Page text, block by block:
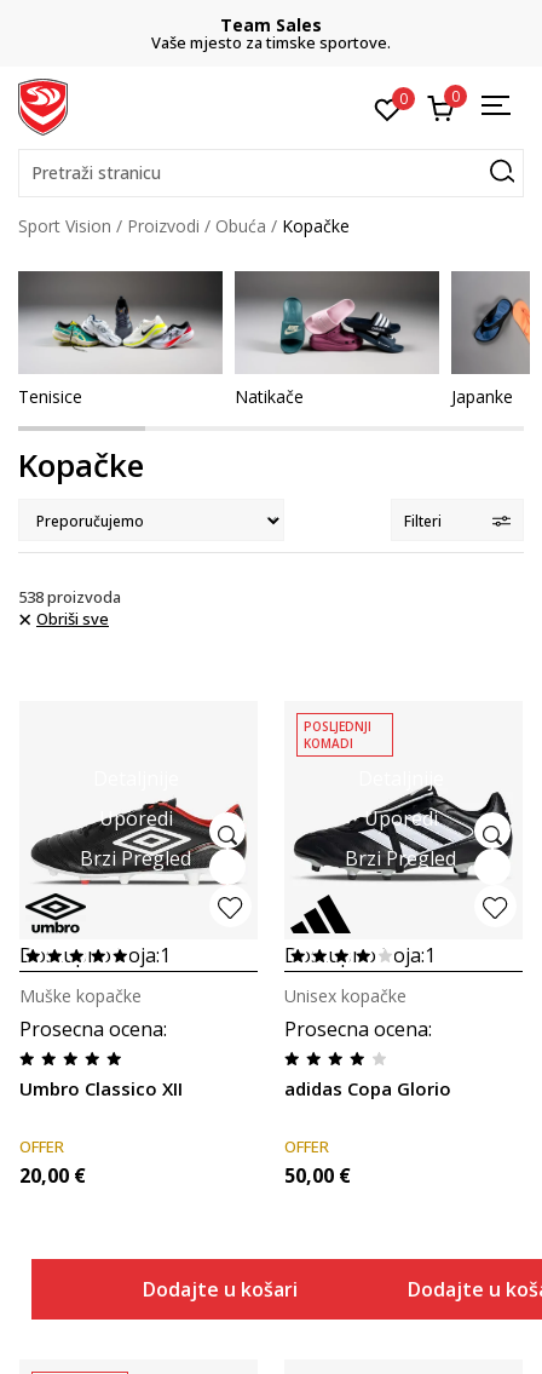
Team Sales
Vaše mjesto za timske sportove.
0 0
Pretraži stranicu
Sport Vision Proizvodi Obuća Kopačke
Tenisice Natikače Japanke
Kopačke
Filteri
538proizvoda
Obriši sve
Uporedi
Brzi Pregled
Dostupno boja:1
Prosecna ocena:
Umbro Classico XII
Muške kopačke
OFFER
20,00 €
Dodajte u košaricu
Detaljnije
Uporedi
Brzi Pregled
POSLJEDNJI
KOMADI
Dostupno boja:1
Prosecna ocena:
adidas Copa Glorio
Unisex kopačke
OFFER
50,00 €
Dodajte u